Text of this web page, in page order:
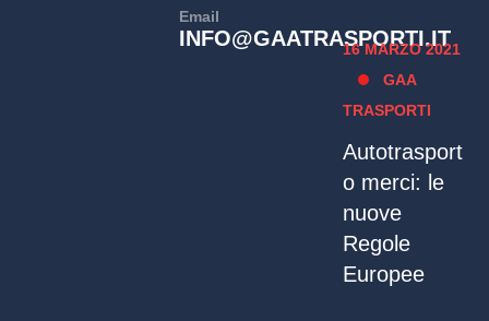
Email
INFO@GAATRASPORTI.IT
16 MARZO 2021
GAA
TRASPORTI
Autotrasport
o merci: le
nuove
Regole
Europee